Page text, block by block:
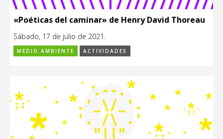
«Poéticas del caminar» de Henry David Thoreau
Sábado, 17 de julio de 2021.
MEDIO AMBIENTE ACTIVIDADES